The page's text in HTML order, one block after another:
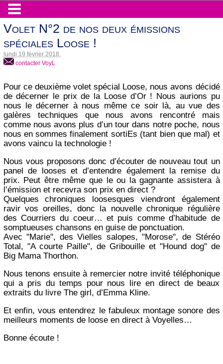
Volet N°2 de nos deux émissions
spéciales Loose !
lundi 19 février 2018
contacter VoyL
Pour ce deuxième volet spécial Loose, nous avons décidé
de décerner le prix de la Loose d’Or ! Nous aurions pu
nous le décerner à nous même ce soir là, au vue des
galères techniques que nous avons rencontré mais
comme nous avons plus d’un tour dans notre poche, nous
nous en sommes finalement sortiEs (tant bien que mal) et
avons vaincu la technologie !
Nous vous proposons donc d’écouter de nouveau tout un
panel de looses et d’entendre également la remise du
prix. Peut être même que le ou la gagnante assistera à
l’émission et recevra son prix en direct ?
Quelques chroniques loosesques viendront également
ravir vos oreilles, donc la nouvelle chronique régulière
des Courriers du coeur… et puis comme d’habitude de
somptueuses chansons en guise de ponctuation.
Avec "Marie", des Vielles salopes, "Morose", de Stéréo
Total, "A courte Paille", de Gribouille et "Hound dog" de
Big Mama Thorthon.
Nous tenons ensuite à remercier notre invité téléphonique
qui a pris du temps pour nous lire en direct de beaux
extraits du livre The girl, d’Emma Kline.
Et enfin, vous entendrez le fabuleux montage sonore des
meilleurs moments de loose en direct à Voyelles…
Bonne écoute !